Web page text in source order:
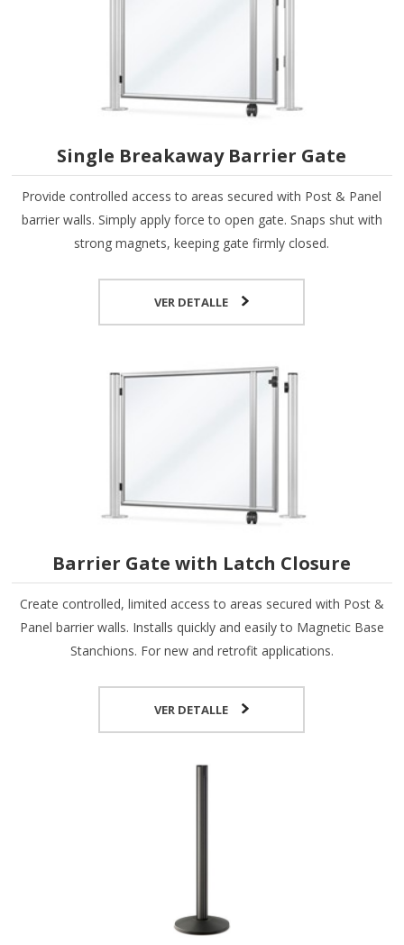
Single Breakaway Barrier Gate
Provide controlled access to areas secured with Post & Panel
barrier walls. Simply apply force to open gate. Snaps shut with
strong magnets, keeping gate firmly closed.
VER DETALLE
Barrier Gate with Latch Closure
Create controlled, limited access to areas secured with Post &
Panel barrier walls. Installs quickly and easily to Magnetic Base
Stanchions. For new and retrofit applications.
VER DETALLE